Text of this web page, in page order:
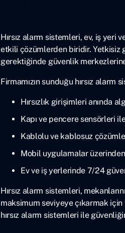
Hırsız alarm sistemleri, ev, iş yeri
etkili çözümlerden biridir. Yetkisiz
gerektiğinde güvenlik
Firmamızın sunduğu hırsız alarm
Hırsızlık girişimleri anında
Kapı ve pencere sensörleri
Kablolu ve kablosuz
Mobil uygulamalar
Ev ve iş yerlerinde 7/24
Hırsız alarm sistemleri,
maksimum seviyeye çıkarmak
hırsız alarm sistemleri ile